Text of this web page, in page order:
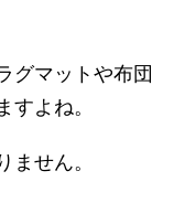
グマットや布団
よね。
せん。